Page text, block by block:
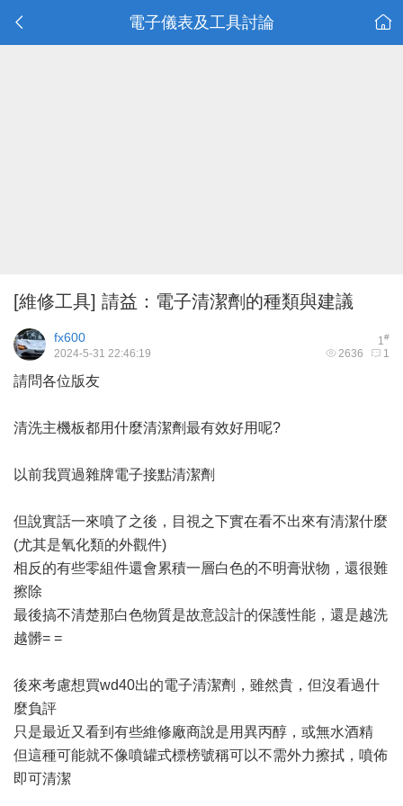
電子儀表及工具討論
[維修工具] 請益：電子清潔劑的種類與建議
1#
fx600
2636 1
2024-5-31 22:46:19
請問各位版友
清洗主機板都用什麼清潔劑最有效好用呢?
以前我買過雜牌電子接點清潔劑
但說實話一來噴了之後，目視之下實在看不出來有清潔什麼
(尤其是氧化類的外觀件)
相反的有些零組件還會累積一層白色的不明膏狀物，還很難
擦除
最後搞不清楚那白色物質是故意設計的保護性能，還是越洗
越髒= =
後來考慮想買wd40出的電子清潔劑，雖然貴，但沒看過什
麼負評
只是最近又看到有些維修廠商說是用異丙醇，或無水酒精
但這種可能就不像噴罐式標榜號稱可以不需外力擦拭，噴佈
即可清潔